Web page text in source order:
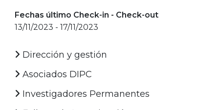
Fechas último Check-in - Check-out
13/11/2023 - 17/11/2023
Dirección y gestión
Asociados DIPC
Investigadores Permanentes